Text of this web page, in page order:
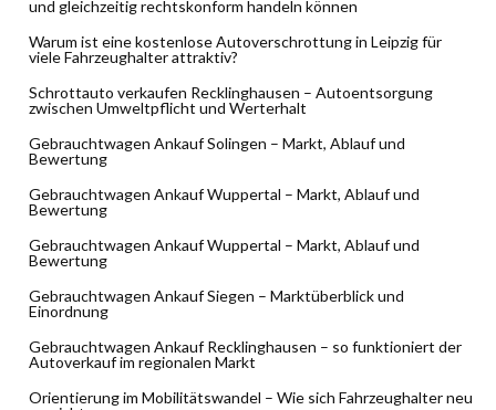
und gleichzeitig rechtskonform handeln können
Warum ist eine kostenlose Autoverschrottung in Leipzig für
viele Fahrzeughalter attraktiv?
Schrottauto verkaufen Recklinghausen – Autoentsorgung
zwischen Umweltpflicht und Werterhalt
Gebrauchtwagen Ankauf Solingen – Markt, Ablauf und
Bewertung
Gebrauchtwagen Ankauf Wuppertal – Markt, Ablauf und
Bewertung
Gebrauchtwagen Ankauf Wuppertal – Markt, Ablauf und
Bewertung
Gebrauchtwagen Ankauf Siegen – Marktüberblick und
Einordnung
Gebrauchtwagen Ankauf Recklinghausen – so funktioniert der
Autoverkauf im regionalen Markt
Orientierung im Mobilitätswandel – Wie sich Fahrzeughalter neu